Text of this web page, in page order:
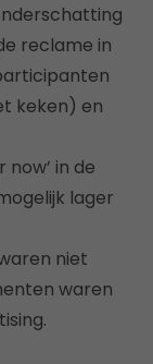
reclame in
keken) en
in de
lager
niet
waren